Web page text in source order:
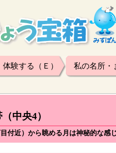
験する（Ｅ） 私の名所・
中央4）
付近）から眺める月は神秘的な